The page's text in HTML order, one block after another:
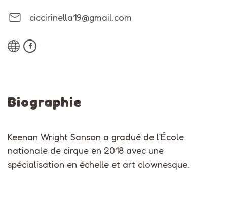
ciccirinella19@gmail.com
Biographie
Keenan Wright Sanson a gradué de l’École
nationale de cirque en 2018 avec une
spécialisation en échelle et art clownesque.